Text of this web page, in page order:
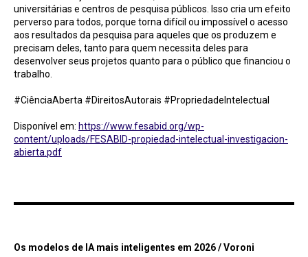
universitárias e centros de pesquisa públicos. Isso cria um efeito
perverso para todos, porque torna difícil ou impossível o acesso
aos resultados da pesquisa para aqueles que os produzem e
precisam deles, tanto para quem necessita deles para
desenvolver seus projetos quanto para o público que financiou o
trabalho.
#CiênciaAberta #DireitosAutorais #PropriedadeIntelectual
Disponível em: https://www.fesabid.org/wp-
content/uploads/FESABID-propiedad-intelectual-investigacion-
abierta.pdf
Os modelos de IA mais inteligentes em 2026 / Voroni